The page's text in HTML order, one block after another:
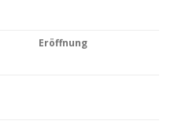
Eröffnung